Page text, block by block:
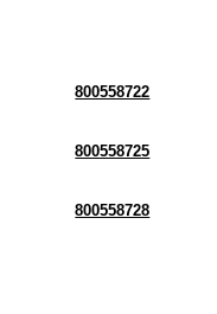
800558722
800558725
800558728